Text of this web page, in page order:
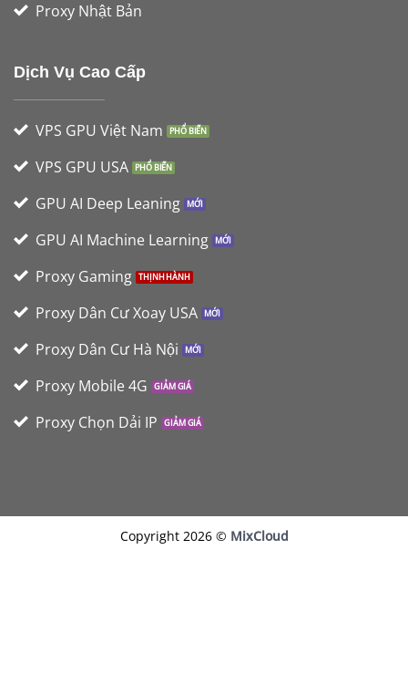
Proxy Nhật Bản
Dịch Vụ Cao Cấp
VPS GPU Việt Nam
VPS GPU USA
GPU AI Deep Leaning
GPU AI Machine Learning
Proxy Gaming
Proxy Dân Cư Xoay USA
Proxy Dân Cư Hà Nội
Proxy Mobile 4G
Proxy Chọn Dải IP
Copyright 2026 © MixCloud